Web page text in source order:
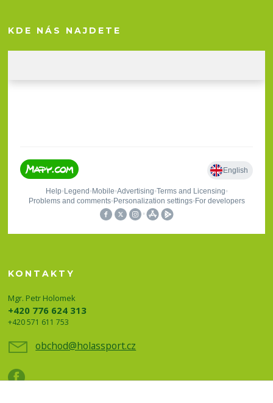
KDE NÁS NAJDETE
KONTAKTY
Mgr. Petr Holomek
+420 776 624 313
+420 571 611 753
obchod@holassport.cz